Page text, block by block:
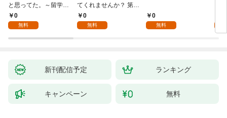
と思ってた。～留学し
た僕の留守中に、一途
な彼女が汚されるまで
0
無料
てくれませんか？ 第1
話0
無料
0
無料
新刊配信予定 ランキング
キャンペーン 無料